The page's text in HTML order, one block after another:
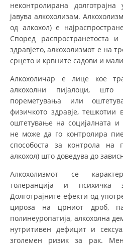
неконтролирана
јавува алкохолизам.
од алкохол) е
Според распространетоста
здравјето, алкохолизмот е на
срцето и крвните садови и
Алкохоличар е лице кое
алкохолни пијалоци,
пореметувања или
физичкото здравје, тешкотии
оштетување на социјалната и
не може да го контролира
способоста за контрола на
алкохол) што доведува до
Алкохолизмот се
толеранција и психичка
Долготрајните ефекти од
цироза на црниот дроб,
полинеуропатија, алкохолна
нутритивен дефицит и
зголемен ризик за рак.